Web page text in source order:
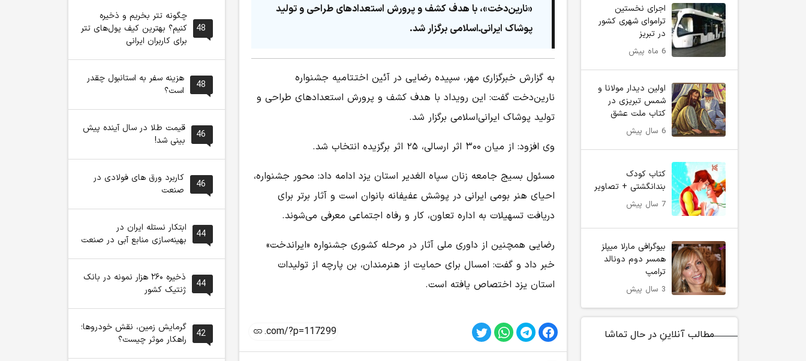
اجرای نخستین
تراموای شهری کشور
در تبریز
6 ماه پیش
اولین دیدار مولانا و
شمس تبریزی در
کتاب ملت عشق
6 سال پیش
کتاب کودک
بندانگشتی + تصاویر
7 سال پیش
بیوگرافی مارلا میپلز
همسر دوم دونالد
ترامپ
3 سال پیش
مطالب آنلاینِ در حال تماشا
«نارین‌دخت»، با هدف کشف و پرورش استعدادهای طراحی و تولید
پوشاک ایرانی‌ـ‌اسلامی برگزار شد.
به گزارش خبرگزاری مهر، سپیده رضایی در آئین اختتامیه جشنواره
نارین‌دخت گفت: این رویداد با هدف کشف و پرورش استعدادهای طراحی و
تولید پوشاک ایرانی‌اسلامی برگزار شد.
وی افزود: از میان ۳۰۰ اثر ارسالی، ۲۵ اثر برگزیده انتخاب شد.
مسئول بسیج جامعه زنان سپاه الغدیر استان یزد ادامه داد: محور جشنواره،
احیای هنر بومی ایرانی در پوشش عفیفانه بانوان است و آثار برتر برای
دریافت تسهیلات به اداره تعاون، کار و رفاه اجتماعی معرفی می‌شوند.
رضایی همچنین از داوری ملی آثار در مرحله کشوری جشنواره «ایراندخت»
خبر داد و گفت: امسال برای حمایت از هنرمندان، بن پارچه از تولیدات
استان یزد اختصاص یافته است.
48
چگونه تتر بخریم و ذخیره
کنیم؟ بهترین کیف پول‌های تتر
برای کاربران ایرانی
48
هزینه سفر به استانبول چقدر
است؟
46
قیمت طلا در سال آینده پیش
بینی شد!
46
کاربرد ورق های فولادی در
صنعت
44
ابتکار نستله ایران در
بهینه‌سازی منابع آبی در صنعت
44
ذخیره ۲۶۰ هزار نمونه در بانک
ژنتیک کشور
42
گرمایش زمین، نقش خودروها؛
راهکار موثر چیست؟